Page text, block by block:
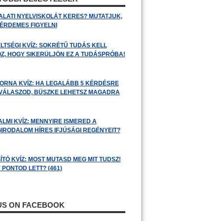
NYELVISKOLÁT KERES? MUTATJUK,
FIGYELNI
KVÍZ: SOKRÉTŰ TUDÁS KELL
HOGY SIKERÜLJÖN EZ A TUDÁSPRÓBA!
KVÍZ: HA LEGALÁBB 5 KÉRDÉSRE
BÜSZKE LEHETSZ MAGADRA
KVÍZ: MENNYIRE ISMERED A
HÍRES IFJÚSÁGI REGÉNYEIT?
KVÍZ: MOST MUTASD MEG MIT TUDSZ!
PONTOD LETT? (461)
ON FACEBOOK